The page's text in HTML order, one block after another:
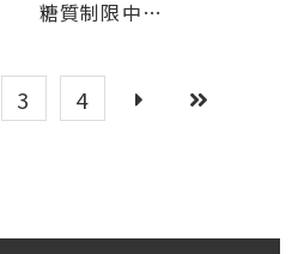
糖質制限中…
3 4